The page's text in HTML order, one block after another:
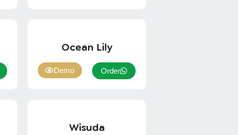
Ocean Lily
Demo Order
Wisuda